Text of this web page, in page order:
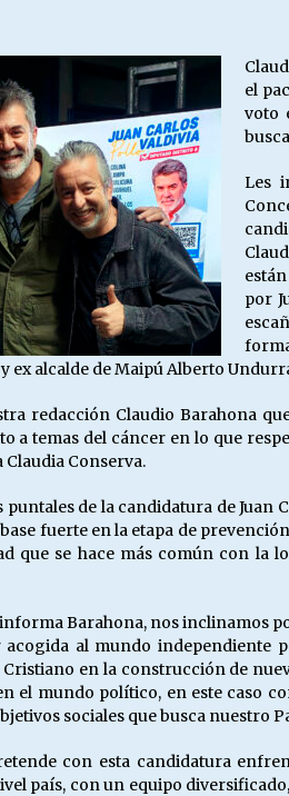
Save Our Souls
el
voto
Les
por
ex alcalde de Maipú Alberto
redacción Claudio Barahona
a temas del cáncer en lo que
Claudia Conserva.
puntales de la candidatura de Juan
fuerte en la etapa de
que se hace más común con la
Barahona, nos inclinamos
acogida al mundo independiente
en la construcción de
el mundo político, en este caso
sociales que busca nuestro
con esta candidatura
país, con un equipo